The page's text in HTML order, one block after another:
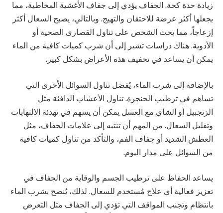
زيادة حدة كحة. الجفاف يؤدي إلى جفاف الأغشية المخاطية، مما
يجعلها أكثر عرضة للاحتقان والتهيج. وبالتالي، يصبح السعال أكثر
إزعاجاً، مما يحث الشخص على تناول القصارى الصحية أو
الأدوية. هناك دراسات تشير إلى أن شرب كميات كافية من الماء
يمكن أن يساعد في تخفيف هذه الأعراض بشكل كبير.
بالإضافة إلى شرب الماء، يُفضل تناول السوائل الأخرى التي
تساهم في ترطيب الحنجرة. تناول الأعشاب الدافئة مثل
الزنجبيل أو الشاي مع العسل يمكن أن يسهم في تهدئة الالتهابات
وتقليل السعال. من المهم أن تنتبه إلى علامات الجفاف، مثل
العطش الشديد أو جفاف الفم، والتأكد من تناول كميات كافية
من السوائل على مدار اليوم.
يساعد الحفاظ على ترطيب الجسم والوقاية من الجفاف في
تعزيز فعالية أي علاج مُستخدم للسعال. لذلك، يُنصح بشرب الماء
بانتظام وتجنب المواقف التي تؤدي إلى الجفاف مثل التعرض